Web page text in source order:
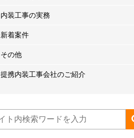
内装工事の実務
新着案件
その他
提携内装工事会社のご紹介